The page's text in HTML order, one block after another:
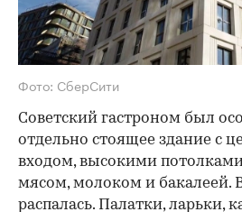
Фото: СберСити
Советский гастроном был
отдельно стоящее здание с
входом, высокими
мясом, молоком и бакалеей.
распалась. Палатки, ларьки,